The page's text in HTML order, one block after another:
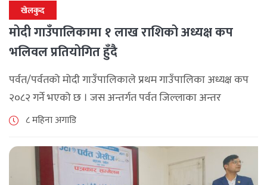
खेलकुद
मोदी गाउँपालिकामा १ लाख राशिको अध्यक्ष कप
भलिवल प्रतियोगित हुँदै
पर्वत/पर्वतको मोदी गाउँपालिकाले प्रथम गाउँपालिका अध्यक्ष कप
२०८२ गर्ने भएको छ । जस अन्तर्गत पर्वत जिल्लाका अन्तर
पालिकास्तरीय पुरुष भलिबल प्रतियोगिता संचालन हुने
दिईएको छ [...]
८ महिना अगाडि